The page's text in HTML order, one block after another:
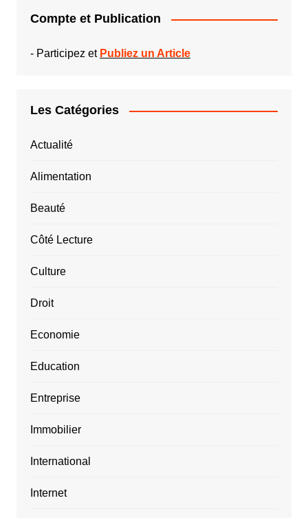
Compte et Publication
- Participez et Publiez un Article
Les Catégories
Actualité
Alimentation
Beauté
Côté Lecture
Culture
Droit
Economie
Education
Entreprise
Immobilier
International
Internet